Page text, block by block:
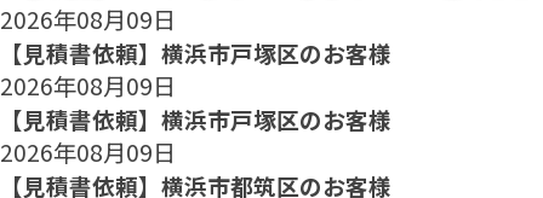
2026年08月09日
【見積書依頼】横浜市戸塚区のお客様
2026年08月09日
【見積書依頼】横浜市戸塚区のお客様
2026年08月09日
【見積書依頼】横浜市都筑区のお客様